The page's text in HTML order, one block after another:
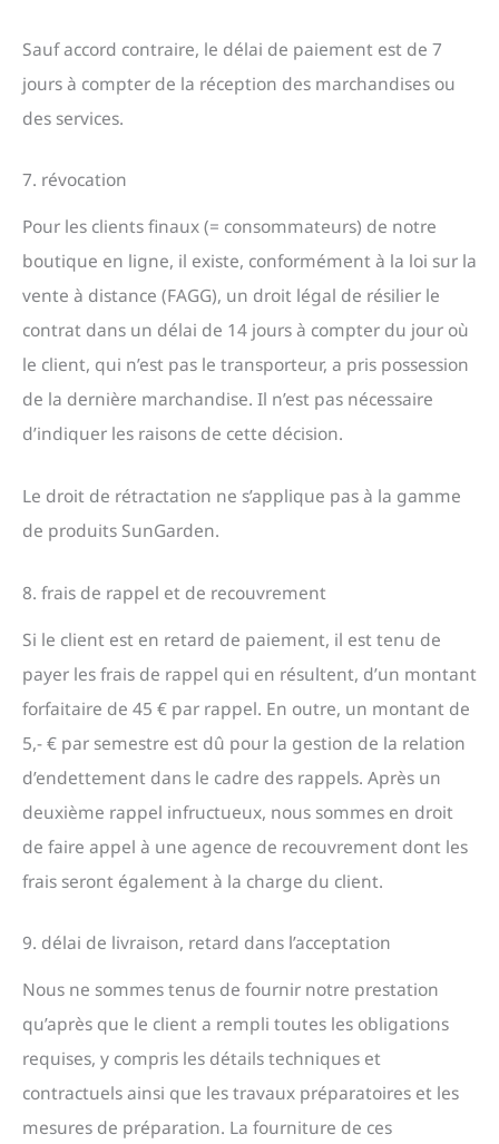
Sauf accord contraire, le délai de paiement est de 7
jours à compter de la réception des marchandises ou
des services.
7. révocation
Pour les clients finaux (= consommateurs) de notre
boutique en ligne, il existe, conformément à la loi sur la
vente à distance (FAGG), un droit légal de résilier le
contrat dans un délai de 14 jours à compter du jour où
le client, qui n’est pas le transporteur, a pris possession
de la dernière marchandise. Il n’est pas nécessaire
d’indiquer les raisons de cette décision.
Le droit de rétractation ne s’applique pas à la gamme
de produits SunGarden.
8. frais de rappel et de recouvrement
Si le client est en retard de paiement, il est tenu de
payer les frais de rappel qui en résultent, d’un montant
forfaitaire de 45 € par rappel. En outre, un montant de
5,- € par semestre est dû pour la gestion de la relation
d’endettement dans le cadre des rappels. Après un
deuxième rappel infructueux, nous sommes en droit
de faire appel à une agence de recouvrement dont les
frais seront également à la charge du client.
9. délai de livraison, retard dans l’acceptation
Nous ne sommes tenus de fournir notre prestation
qu’après que le client a rempli toutes les obligations
requises, y compris les détails techniques et
contractuels ainsi que les travaux préparatoires et les
mesures de préparation. La fourniture de ces